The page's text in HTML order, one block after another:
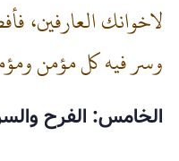
لاخوانك العارفين،
وسر فيه كل مؤمن
الخامس: الفرح